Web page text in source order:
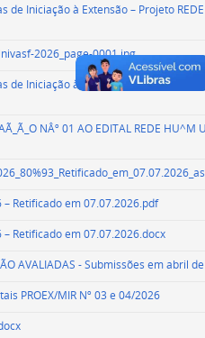
de Iniciação à Extensão – Projeto
2026_page-0001.jpg
de Iniciação à Extensão – Projeto
NÂº 01 AO EDITAL REDE HU^M
– Retificado em 07.07.2026.pdf
– Retificado em 07.07.2026.docx
AVALIADAS - Submissões em abril
PROEX/MIR Nº 03 e 04/2026